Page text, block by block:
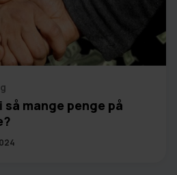
mange penge på